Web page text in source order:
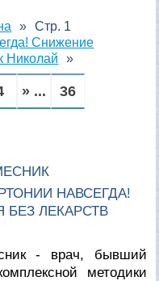
Снижение
Николай
Стр. 1
» ... 36
НАВСЕГДА!
ЛЕКАРСТВ
- врач, бывший
методики